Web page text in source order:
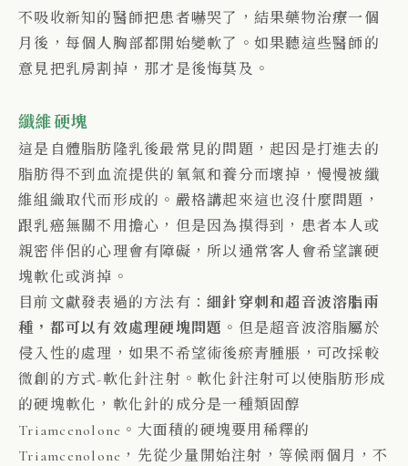
不吸收新知的醫師把患者嚇哭了，結果藥物治療一個
月後，每個人胸部都開始變軟了。如果聽這些醫師的
意見把乳房割掉，那才是後悔莫及。
纖維硬塊
這是自體脂肪隆乳後最常見的問題，起因是打進去的
脂肪得不到血流提供的氧氣和養分而壞掉，慢慢被纖
維組織取代而形成的。嚴格講起來這也沒什麼問題，
跟乳癌無關不用擔心，但是因為摸得到，患者本人或
親密伴侶的心理會有障礙，所以通常客人會希望讓硬
塊軟化或消掉。
目前文獻發表過的方法有： 細針穿刺和超音波溶脂兩
種，都可以有效處理硬塊問題 。但是超音波溶脂屬於
侵入性的處理，如果不希望術後瘀青腫脹，可改採較
微創的方式-軟化針注射。軟化針注射可以使脂肪形成
的硬塊軟化，軟化針的成分是一種類固醇
Triamcenolone。大面積的硬塊要用稀釋的
Triamcenolone，先從少量開始注射，等候兩個月，不